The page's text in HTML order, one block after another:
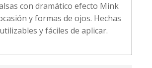
con dramático efecto Mink
y formas de ojos. Hechas
y fáciles de aplicar.